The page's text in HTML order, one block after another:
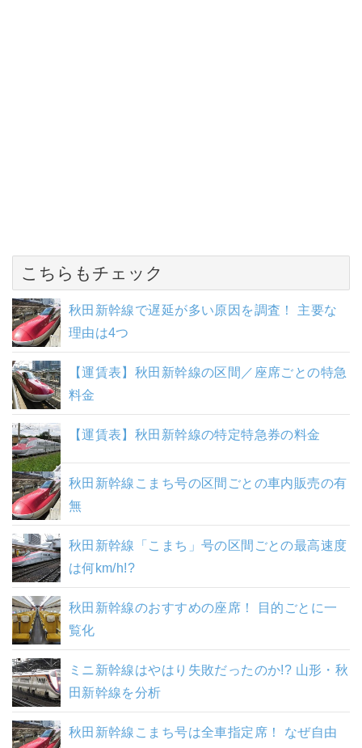
こちらもチェック
秋田新幹線で遅延が多い原因を調査！ 主要な
理由は4つ
【運賃表】秋田新幹線の区間／座席ごとの特急
料金
【運賃表】秋田新幹線の特定特急券の料金
秋田新幹線こまち号の区間ごとの車内販売の有
無
秋田新幹線「こまち」号の区間ごとの最高速度
は何km/h!?
秋田新幹線のおすすめの座席！ 目的ごとに一
覧化
ミニ新幹線はやはり失敗だったのか!? 山形・秋
田新幹線を分析
秋田新幹線こまち号は全車指定席！ なぜ自由